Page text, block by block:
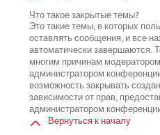
Что такое закрытые темы?
Это такие темы, в которых
оставлять сообщения, и все
автоматически завершаются.
многим причинам
администратором
возможность закрывать
зависимости от прав,
администратором
Вернуться к началу